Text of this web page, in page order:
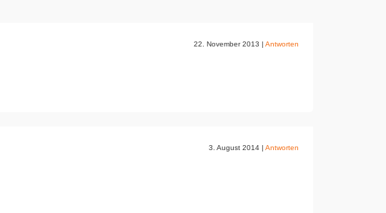
22. November 2013 | Antworten
3. August 2014 | Antworten